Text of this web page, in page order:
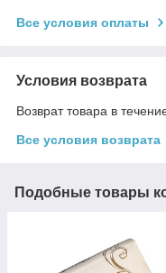
Все условия оплаты
Условия возврата
Возврат товара в
Все условия возврата
Подобные товары